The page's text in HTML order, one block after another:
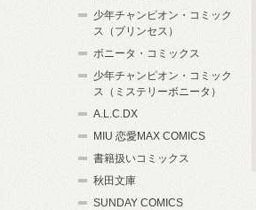
少年チャンピオン・コミック
ス（プリンセス）
ボニータ・コミックス
少年チャンピオン・コミック
ス（ミステリーボニータ）
A.L.C.DX
MIU 恋愛MAX COMICS
書籍扱いコミックス
秋田文庫
SUNDAY COMICS